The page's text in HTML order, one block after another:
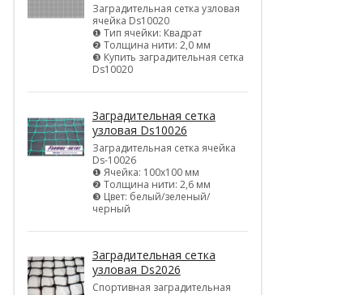
Заградительная сетка узловая
ячейка Ds10020
❶ Тип ячейки: Квадрат
❷ Толщина нити: 2,0 мм
❸ Купить заградительная сетка
Ds10020
Заградительная сетка
узловая Ds10026
Заградительная сетка ячейка
Ds-10026
❶ Ячейка: 100х100 мм
❷ Толщина нити: 2,6 мм
❸ Цвет: белый/зеленый/
черный
Заградительная сетка
узловая Ds2026
Спортивная заградительная